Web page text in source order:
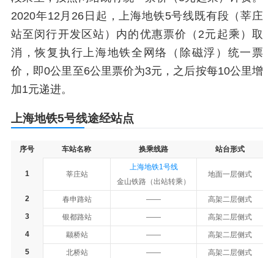
2020年12月26日起，上海地铁5号线既有段（莘庄
站至闵行开发区站）内的优惠票价（2元起乘）取
消，恢复执行上海地铁全网络（除磁浮）统一票
价，即0公里至6公里票价为3元，之后按每10公里增
加1元递进。
上海地铁5号线途经站点
序号 车站名称 换乘线路 站台形式
1 莘庄站
上海地铁1号线
金山铁路（出站转乘）
地面一层侧式
2 春申路站 ——
高架二层侧式
3
银都路站 ——
高架二层侧式
4
颛桥站 ——
高架二层侧式
5
北桥站 ——
高架二层侧式